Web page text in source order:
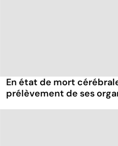
En état de mort
prélèvement de ses